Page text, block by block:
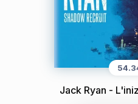
Jack Ryan -